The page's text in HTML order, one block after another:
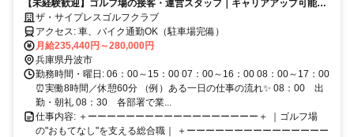
【未経験歓迎】ゴルフ場の接客・運営スタッフ｜キャリアアップ可能｜
車通勤OK｜寮完備｜社員プレーOK｜冬季約3週間の大型連休あり
ザ・サイプレスゴルフクラブ
アクセス: 車、バイク通勤OK（駐車場完備）
月給235,440円～280,000円
兵庫県丹波市
勤務時間・曜日: 06：00～15：00 07：00～16：00 08：00～17：00
⏰実働8時間／休憩60分 （例）ある一日の仕事の流れ✨ 08：00 出
勤・朝礼 08：30 各部署で業...
仕事内容: ＋ーーーーーーーーーーーーーーーーーー＋ ｜ゴルフ場
の"おもてなし"を支える総合職｜ ＋ーーーーーーーーーーーーーーー